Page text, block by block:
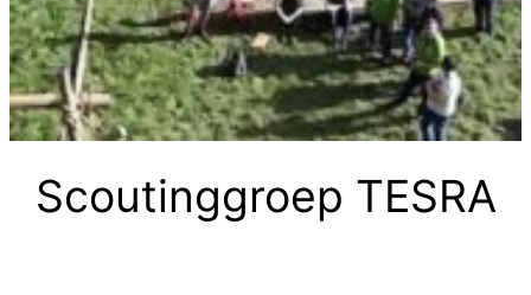
Scoutinggroep TESRA